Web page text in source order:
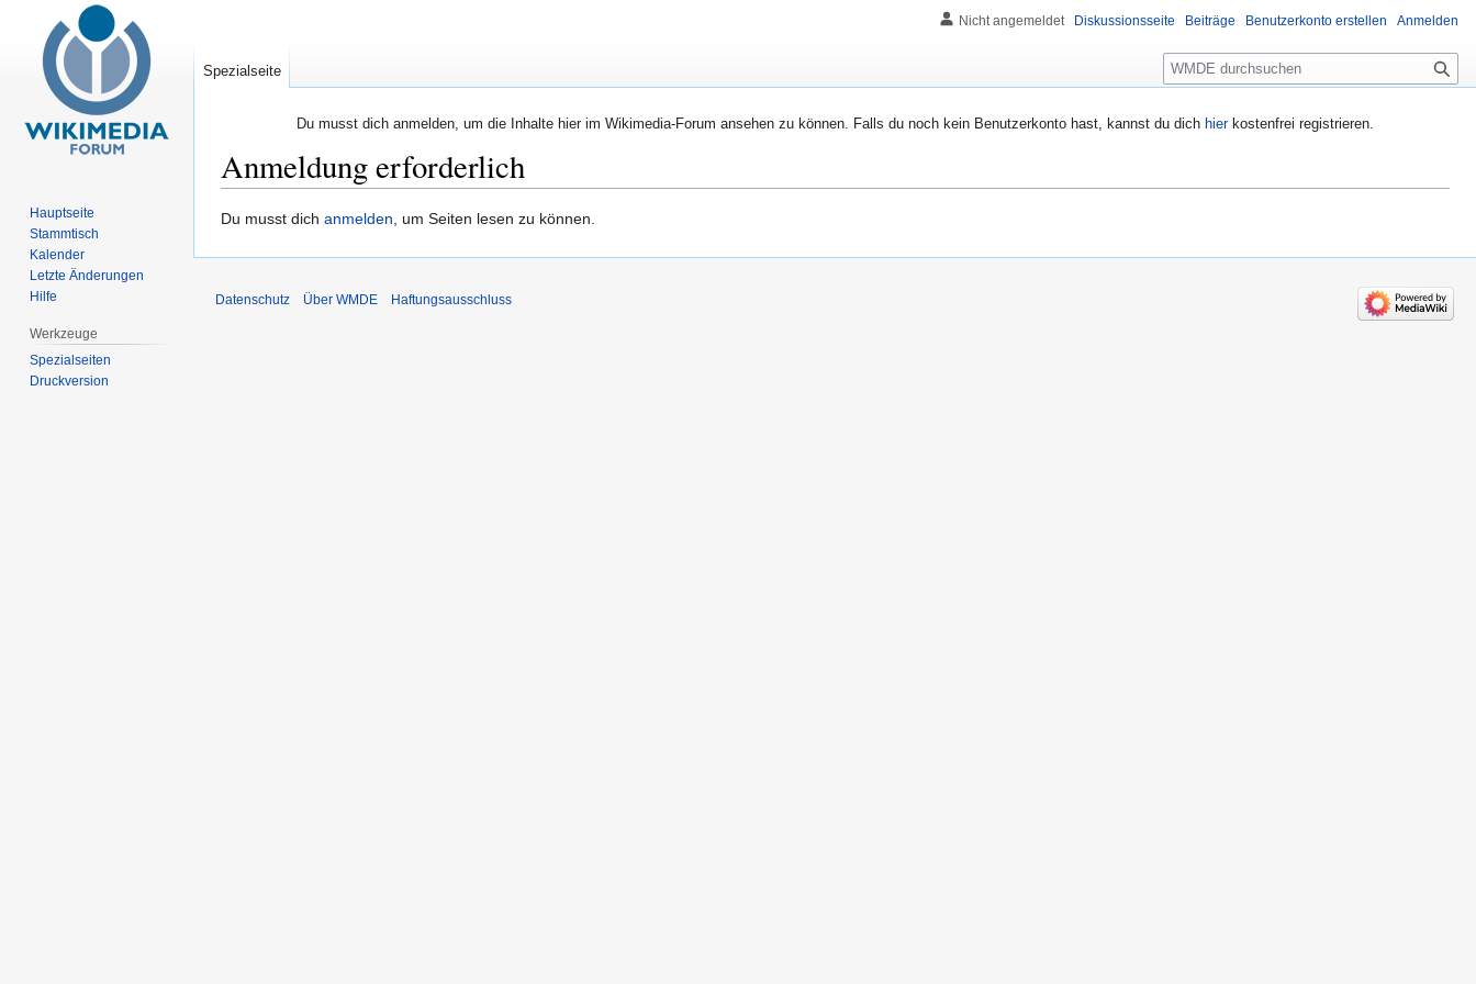
Du musst dich anmelden, um die Inhalte hier im Wikimedia-Forum ansehen zu können. Falls du noch kein Benutzerkonto hast, kannst du dich hierkostenfrei registrieren.
Anmeldung erforderlich
Zur
Zur
Du musst dich anmelden , um Seiten lesen zu können.
Nicht angemeldet Diskussionsseite Beiträge Benutzerkonto erstellen Anmelden
Spezialseite
Suche
Hauptseite
Stammtisch
Kalender
Letzte Änderungen
Hilfe
Werkzeuge
Spezialseiten
Druckversion
Datenschutz Über WMDE Haftungsausschluss